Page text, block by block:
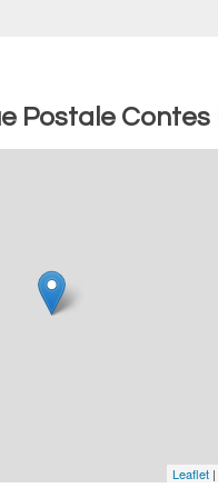
Postale Contes
Leaflet